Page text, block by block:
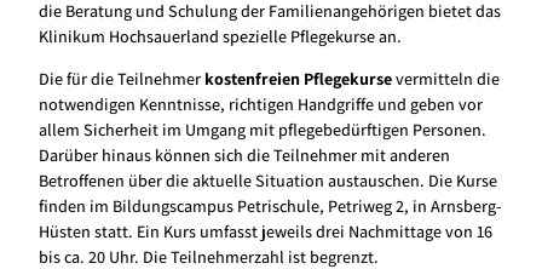
die Beratung und Schulung der Familienangehörigen bietet das
Klinikum Hochsauerland spezielle Pflegekurse an.
Die für die Teilnehmer kostenfreien Pflegekursevermitteln die
notwendigen Kenntnisse, richtigen Handgriffe und geben vor
allem Sicherheit im Umgang mit pflegebedürftigen Personen.
Darüber hinaus können sich die Teilnehmer mit anderen
Betroffenen über die aktuelle Situation austauschen. Die Kurse
finden im Bildungscampus Petrischule, Petriweg 2, in Arnsberg-
Hüsten statt. Ein Kurs umfasst jeweils drei Nachmittage von 16
bis ca. 20 Uhr. Die Teilnehmerzahl ist begrenzt.